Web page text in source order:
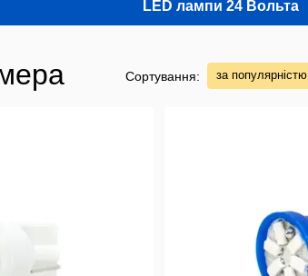
LED лампи 24 Вольта
Сортування: за популярністю